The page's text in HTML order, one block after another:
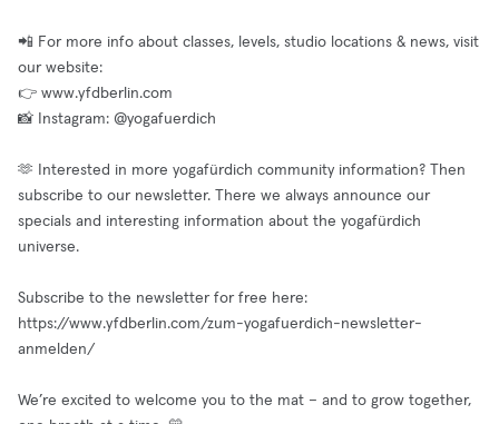
📲 For more info about classes, levels, studio locations & news, visit
our website:
👉 www.yfdberlin.com
📸 Instagram: @yogafuerdich
🫶 Interested in more yogafürdich community information? Then
subscribe to our newsletter. There we always announce our
specials and interesting information about the yogafürdich
universe.
Subscribe to the newsletter for free here:
https://www.yfdberlin.com/zum-yogafuerdich-newsletter-
anmelden/
We’re excited to welcome you to the mat – and to grow together,